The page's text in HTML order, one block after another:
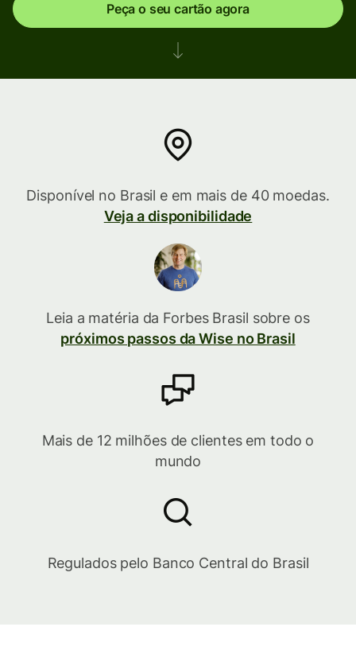
Peça o seu cartão agora
Disponível no Brasil e em mais de 40 moedas.
Veja a disponibilidade
Leia a matéria da Forbes Brasil sobre os
próximos passos da Wise no Brasil
Mais de 12 milhões de clientes em todo o
mundo
Regulados pelo Banco Central do Brasil